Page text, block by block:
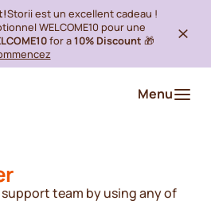
Storii est un excellent cadeau !
WELCOME10 pour une
for a10% Discount 🎁
Menu
team by using any of